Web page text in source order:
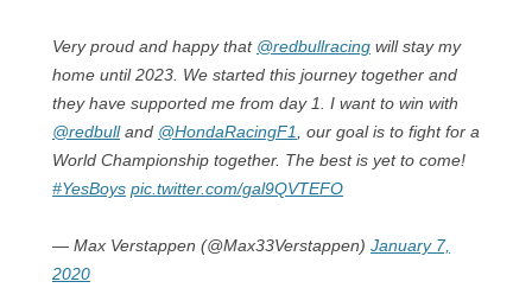
Very proud and happy that @redbullracing will stay my
home until 2023. We started this journey together and
they have supported me from day 1. I want to win with
@redbulland @HondaRacingF1
, our goal is to fight for a
World Championship together. The best is yet to come!
#YesBoys pic.twitter.com/gal9QVTEFO
— Max Verstappen (@Max33Verstappen) January 7,
2020